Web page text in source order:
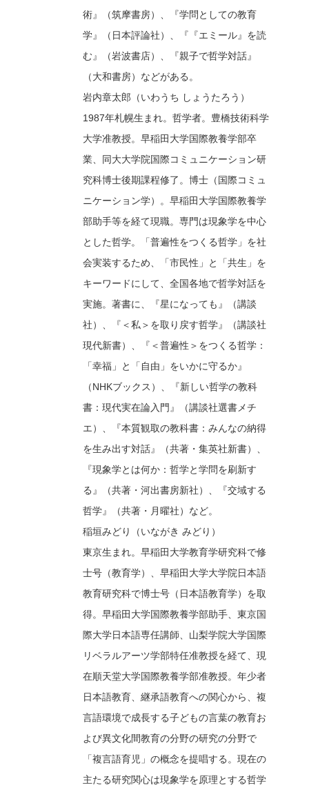
術』（筑摩書房）、『学問としての教育
学』（日本評論社）、『『エミール』を読
む』（岩波書店）、『親子で哲学対話』
（大和書房）などがある。
岩内章太郎（いわうち しょうたろう）
1987年札幌生まれ。哲学者。豊橋技術科学
大学准教授。早稲田大学国際教養学部卒
業、同大大学院国際コミュニケーション研
究科博士後期課程修了。博士（国際コミュ
ニケーション学）。早稲田大学国際教養学
部助手等を経て現職。専門は現象学を中心
とした哲学。「普遍性をつくる哲学」を社
会実装するため、「市民性」と「共生」を
キーワードにして、全国各地で哲学対話を
実施。著書に、『星になっても』（講談
社）、『＜私＞を取り戻す哲学』（講談社
現代新書）、『＜普遍性＞をつくる哲学：
「幸福」と「自由」をいかに守るか』
（NHKブックス）、『新しい哲学の教科
書：現代実在論入門』（講談社選書メチ
エ）、『本質観取の教科書：みんなの納得
を生み出す対話』（共著・集英社新書）、
『現象学とは何か：哲学と学問を刷新す
る』（共著・河出書房新社）、『交域する
哲学』（共著・月曜社）など。
稲垣みどり（いながき みどり）
東京生まれ。早稲田大学教育学研究科で修
士号（教育学）、早稲田大学大学院日本語
教育研究科で博士号（日本語教育学）を取
得。早稲田大学国際教養学部助手、東京国
際大学日本語専任講師、山梨学院大学国際
リベラルアーツ学部特任准教授を経て、現
在順天堂大学国際教養学部准教授。年少者
日本語教育、継承語教育への関心から、複
言語環境で成長する子どもの言葉の教育お
よび異文化間教育の分野の研究の分野で
「複言語育児」の概念を提唱する。現在の
主たる研究関心は現象学を原理とする哲学